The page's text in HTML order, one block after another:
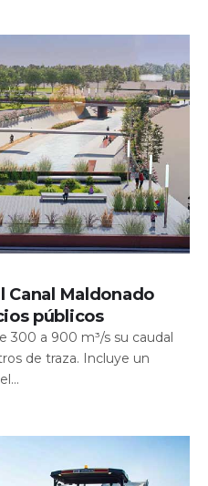
Canal Maldonado
públicos
300 a 900 m³/s su caudal
de traza. Incluye un